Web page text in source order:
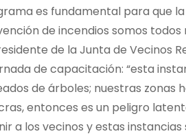
es fundamental para que
de incendios somos todos
de la Junta de Vecinos
de capacitación: “esta
de árboles; nuestras zonas
entonces es un peligro
a los vecinos y estas